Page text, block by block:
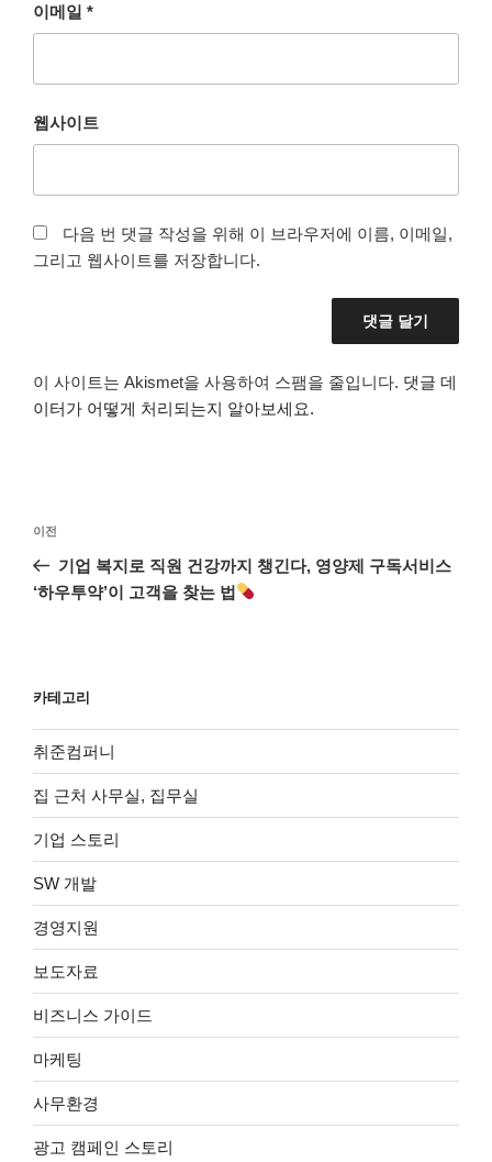
이메일 *
웹사이트
다음 번 댓글 작성을 위해 이 브라우저에 이름, 이메일,
그리고 웹사이트를 저장합니다.
이 사이트는 Akismet을 사용하여 스팸을 줄입니다. 댓글 데
이터가 어떻게 처리되는지 알아보세요.
색
이
전
글
이전
기업 복지로 직원 건강까지 챙긴다, 영양제 구독서비스
‘하우투약’이 고객을 찾는 법
카테고리
취준컴퍼니
집 근처 사무실, 집무실
기업 스토리
SW 개발
경영지원
보도자료
비즈니스 가이드
마케팅
사무환경
광고 캠페인 스토리